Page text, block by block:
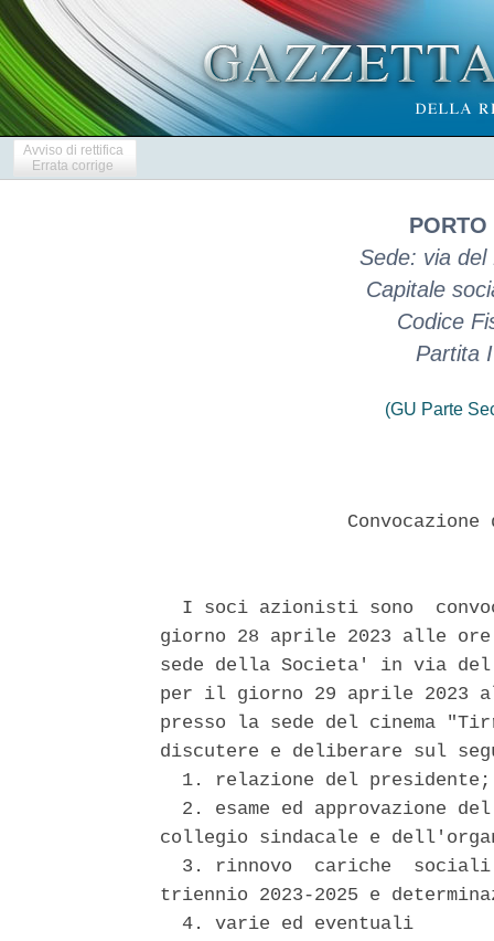
Avviso di rettifica
Errata corrige
PORTO
Sede: via del
Capitale
Codice
Partita
(GU Parte
I soci azionisti sono
giorno 28 aprile 2023 alle ore
sede della Societa' in via
per il giorno 29 aprile 2023
presso la sede del cinema
discutere e deliberare sul
1. relazione del
2. esame ed approvazione
collegio sindacale e
3. rinnovo  cariche
triennio 2023-2025 e
  4. varie ed eventuali